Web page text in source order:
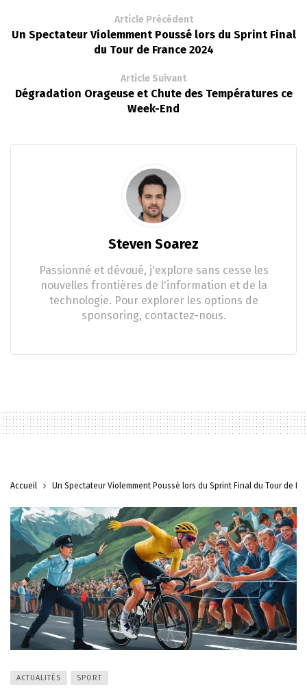
Article Précédent
Un Spectateur Violemment Poussé lors du Sprint Final
du Tour de France 2024
Article Suivant
Dégradation Orageuse et Chute des Températures ce
Week-End
Steven Soarez
Passionné et dévoué, j'explore sans cesse les
nouvelles frontières de l'information et de la
technologie. Pour explorer les options de
sponsoring, contactez-nous.
Accueil Un Spectateur Violemment Poussé lors du Sprint Final du Tour de
ACTUALITÉS SPORT